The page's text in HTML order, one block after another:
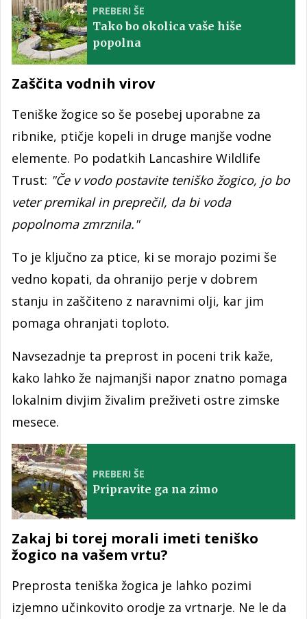
PREBERI ŠE
Tako bo okolica vaše hiše
popolna
Zaščita vodnih virov
Teniške žogice so še posebej uporabne za
ribnike, ptičje kopeli in druge manjše vodne
elemente. Po podatkih Lancashire Wildlife
Trust: "Če v vodo postavite teniško žogico, jo bo
veter premikal in preprečil, da bi voda
popolnoma zmrznila."
To je ključno za ptice, ki se morajo pozimi še
vedno kopati, da ohranijo perje v dobrem
stanju in zaščiteno z naravnimi olji, kar jim
pomaga ohranjati toploto.
Navsezadnje ta preprost in poceni trik kaže,
kako lahko že najmanjši napor znatno pomaga
lokalnim divjim živalim preživeti ostre zimske
mesece.
PREBERI ŠE
Pripravite ga na zimo
Zakaj bi torej morali imeti teniško
žogico na vašem vrtu?
Preprosta teniška žogica je lahko pozimi
izjemno učinkovito orodje za vrtnarje. Ne le da